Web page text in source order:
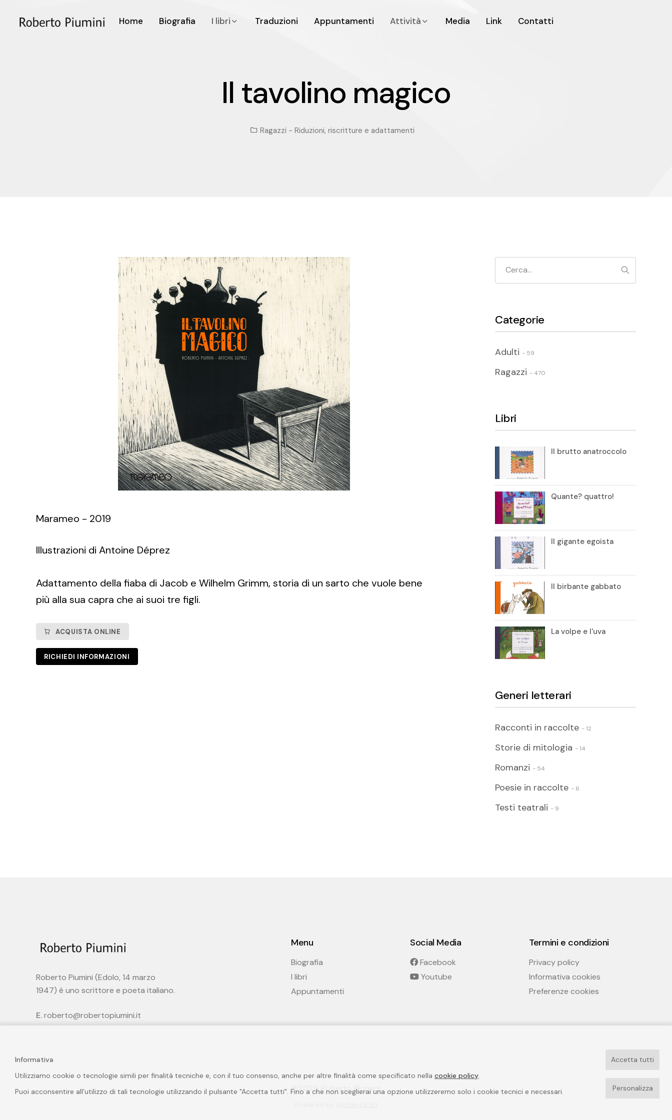
Home Biografia I libri Traduzioni Appuntamenti Attività Media Link Contatti
Il tavolino magico
Il tavolino magico
Ragazzi - Riduzioni, riscritture e adattamenti
Marameo - 2019
Illustrazioni di Antoine Déprez
Adattamento della fiaba di Jacob e Wilhelm Grimm, storia di un sarto che vuole bene
più alla sua capra che ai suoi tre figli.
ACQUISTA ONLINE
RICHIEDI INFORMAZIONI
Categorie
Adulti - 59
Ragazzi - 470
Libri
Il brutto anatroccolo
Quante? quattro!
Il gigante egoista
Il birbante gabbato
La volpe e l'uva
Generi letterari
Racconti in raccolte - 12
Storie di mitologia - 14
Romanzi - 54
Poesie in raccolte - 6
Testi teatrali - 9
Roberto Piumini (Edolo, 14 marzo
1947) è uno scrittore e poeta italiano.
E.roberto@robertopiumini.it
Menu
Biografia
I libri
Appuntamenti
Social Media
Facebook
Youtube
Termini e condizioni
Privacy policy
Informativa cookies
Preferenze cookies
©2026 Roberto Piumini
Informativa
Utilizziamo cookie o tecnologie simili per finalità tecniche e, con il tuo consenso, anche per altre finalità come specificato nella cookie policy
Puoi acconsentire all'utilizzo di tali tecnologie utilizzando il pulsante "Accetta tutti". Fino a che non sceglierai una opzione utilizzeremo solo i cookie tecnici e necessari.
Accetta tutti
Personalizza